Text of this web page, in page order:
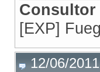
Consultor
[EXP]
12/06/